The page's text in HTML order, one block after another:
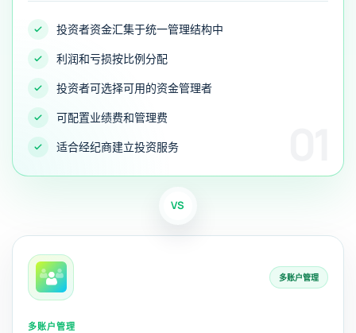
投资者资金汇集于统一管理结构中
利润和亏损按比例分配
投资者可选择可用的资金管理者
可配置业绩费和管理费
适合经纪商建立投资服务
VS
多账户管理
多账户管理